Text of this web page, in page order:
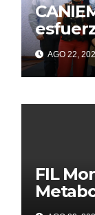
grupos
lectura
AGO 22,
FIL